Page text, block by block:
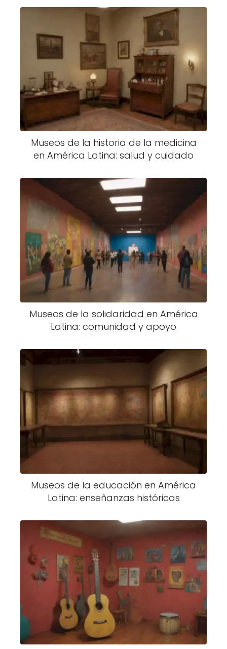
Museos de la historia de la medicina
en América Latina: salud y cuidado
Museos de la solidaridad en América
Latina: comunidad y apoyo
Museos de la educación en América
Latina: enseñanzas históricas